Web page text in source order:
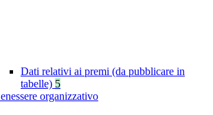
Dati relativi ai premi (da pubblicare in
tabelle) 5
organizzativo